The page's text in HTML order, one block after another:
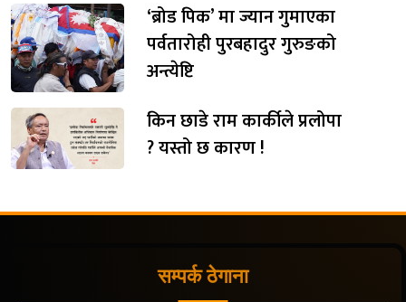
‘ब्रोड पिक’ मा ज्यान गुमाएका
पर्वतारोही पुरबहादुर गुरुङको
अन्त्येष्टि
किन छाडे राम कार्कीले प्रलोपा
? यस्तो छ कारण !
सम्पर्क ठेगाना